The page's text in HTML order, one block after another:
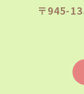
〒945-